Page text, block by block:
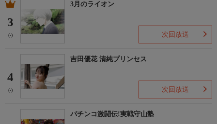
3
(-)
3月のライオン
次回放送
4
(-)
吉田優花 清純プリンセス
次回放送
パチンコ激闘伝!実戦守山塾